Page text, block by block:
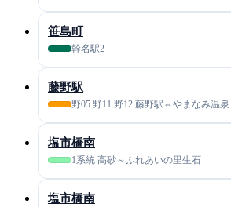
笹島町
幹名駅2
藤野駅
野05 野11 野12 藤野駅⇔やまなみ温
塩市橋南
1系統 高砂～ふれあいの里生石
塩市橋南